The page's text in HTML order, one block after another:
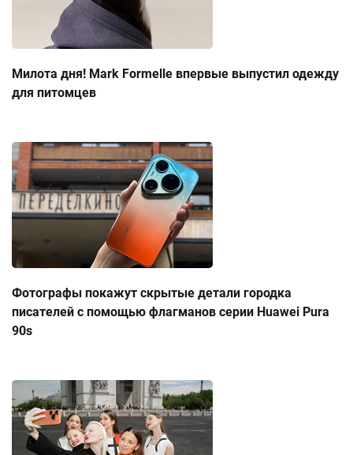
Милота дня! Mark Formelle впервые выпустил одежду
для питомцев
Фотографы покажут скрытые детали городка
писателей с помощью флагманов серии Huawei Pura
90s